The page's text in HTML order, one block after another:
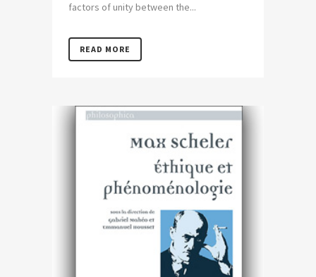
factors of unity between the...
READ MORE